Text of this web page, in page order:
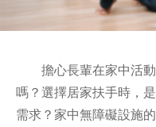
擔心長輩在家中活動
嗎？選擇居家扶手時，
需求？家中無障礙設施